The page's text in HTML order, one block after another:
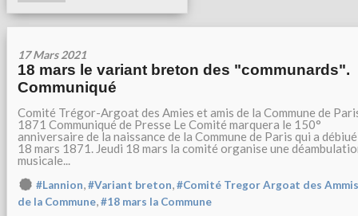
17 Mars 2021
18 mars le variant breton des "communards".
Communiqué
Comité Trégor-Argoat des Amies et amis de la Commune de
1871 Communiqué de Presse Le Comité marquera le 150°
anniversaire de la naissance de la Commune de Paris qui a
18 mars 1871. Jeudi 18 mars la comité organise une
musicale...
#Lannion,#Variant breton,#Comité Tregor Argoat des Ammis
de la Commune,#18 mars la Commune